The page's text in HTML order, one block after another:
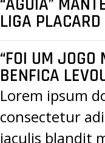
“ÁGUIA”
LIGA PLACARD
“FOI UM JOGO
BENFICA
Lorem ipsum
consectetur
iaculis blandit